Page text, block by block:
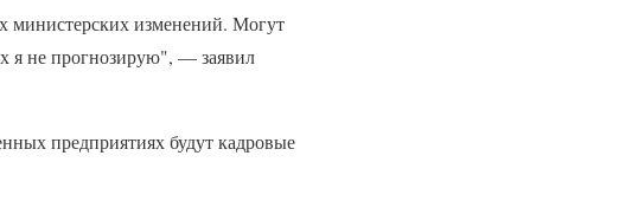
министерских изменений. Могут
я не прогнозирую", — заявил
предприятиях будут кадровые